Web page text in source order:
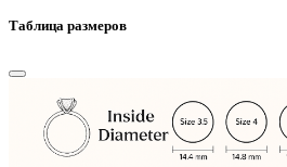
Таблица размеров